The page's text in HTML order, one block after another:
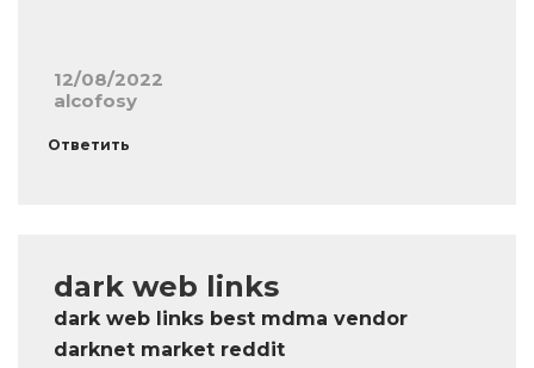
12/08/2022
alcofosy
Ответить
dark web links
dark web links best mdma vendor
darknet market reddit